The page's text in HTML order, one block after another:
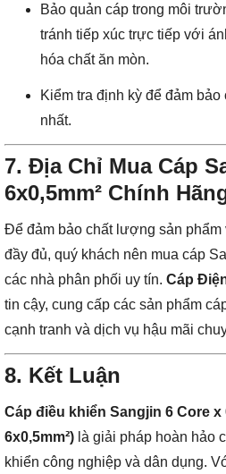
Bảo quản cáp trong môi
tránh tiếp xúc trực tiếp với
hóa chất ăn mòn.
Kiểm tra định kỳ để đảm
nhất.
7. Địa Chỉ Mua Cáp
6x0,5mm² Chính
Để đảm bảo chất lượng sản phẩm
đầy đủ, quý khách nên mua cáp
các nhà phân phối uy tín. Cáp
tin cậy, cung cấp các sản phẩm
cạnh tranh và dịch vụ hậu mãi
8. Kết Luận
Cáp điều khiển Sangjin 6 Core x
6x0,5mm²) là giải pháp hoàn hảo
khiển công nghiệp và dân dụng.